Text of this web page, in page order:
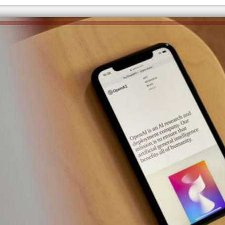
إلهام شرشر تكتب: دي مبقتش كورة..
الكاتبة إلهام شرشر تهنئ الرئيس
السيسي بعيد ميلاده وتُشيد بجهوده
في بناء الدولة